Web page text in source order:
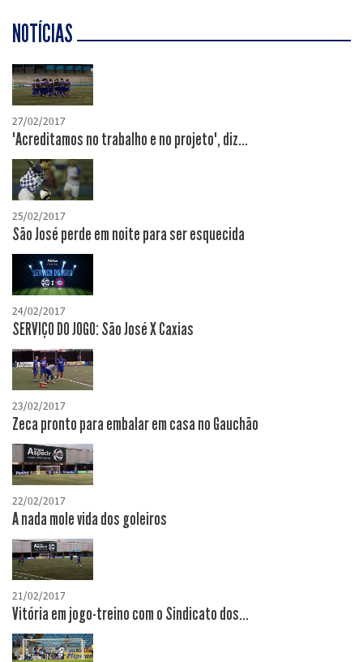
NOTÍCIAS
27/02/2017
"Acreditamos no trabalho e no projeto", diz...
25/02/2017
São José perde em noite para ser esquecida
24/02/2017
SERVIÇO DO JOGO: São José X Caxias
23/02/2017
Zeca pronto para embalar em casa no Gauchão
22/02/2017
A nada mole vida dos goleiros
21/02/2017
Vitória em jogo-treino com o Sindicato dos...